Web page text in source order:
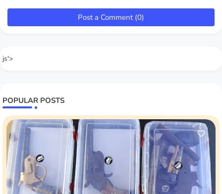
Post a Comment (0)
js'>
POPULAR POSTS